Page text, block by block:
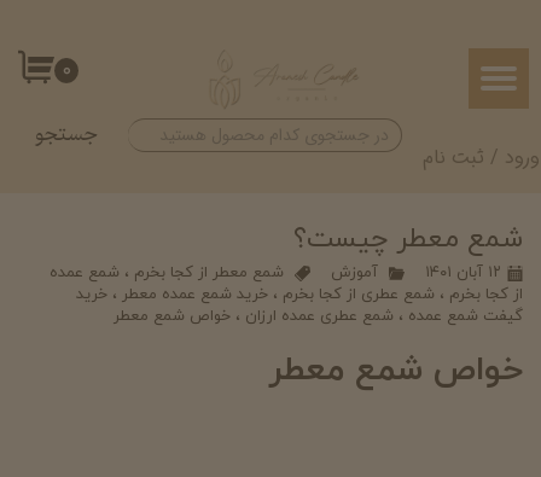
۰
ورود / ثبت نام
حساب کاربری من
تغییر گذر واژه
جستجو
شمع معطر چیست؟
۱۲ آبان ۱۴۰۱ آموزش شمع معطر از کجا بخرم ، شمع عمده
از کجا بخرم ، شمع عطری از کجا بخرم ،خرید شمع عمده معطر ،خرید
گیفت شمع عمده ، شمع عطری عمده ارزان ،خواص شمع معطر
خواص شمع معطر